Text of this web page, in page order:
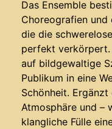
Das Ensemble
Choreografien und
die die
perfekt
auf bildgewaltige
Publikum in eine
Schönheit.
Atmosphäre und –
klangliche Fülle